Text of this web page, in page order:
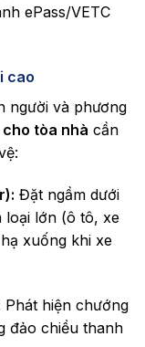
ePass/VETC
cao
người và phương
tòa nhà cần
Đặt ngầm dưới
loại lớn (ô tô, xe
xuống khi xe
Phát hiện chướng
đảo chiều thanh